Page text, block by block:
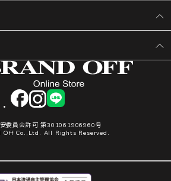
facebookinstagram
LINE
委員会許可 第301061906960号
Co.,Ltd. All Rights Reserved.